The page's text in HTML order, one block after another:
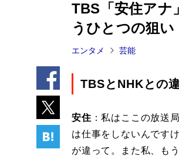
TBS「安住アナ
うひとつの狙い
エンタメ 芸能
TBSとNHKとの
安住 ：私はここの放送
は仕事をしないんです
が違って。また私、も